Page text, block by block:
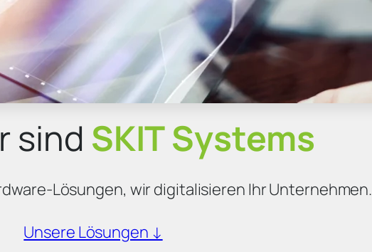
sind SKIT Systems
Lösungen, wir digitalisieren Ihr Unternehmen.
Unsere Lösungen ↓